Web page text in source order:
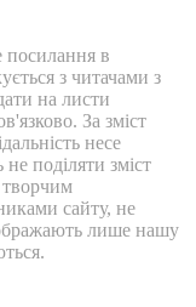
посилання в
з читачами з
на листи
За зміст
несе
поділяти зміст
творчим
сайту, не
лише нашу